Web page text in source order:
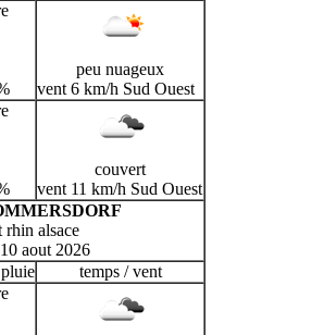
peu nuageux
vent 6 km/h Sud Ouest
couvert
vent 11 km/h Sud Ouest
rhin alsace
aout 2026
temps / vent